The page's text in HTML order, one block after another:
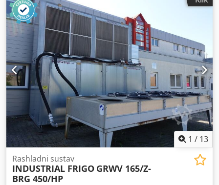
Š/V): 300x92x100 cm Crjdpozqck Rjfx Afqjf Stanje: rabljeno
1 / 13
Rashladni sustav
INDUSTRIAL FRIGO GRWV 165/Z-
BRG 450/HP